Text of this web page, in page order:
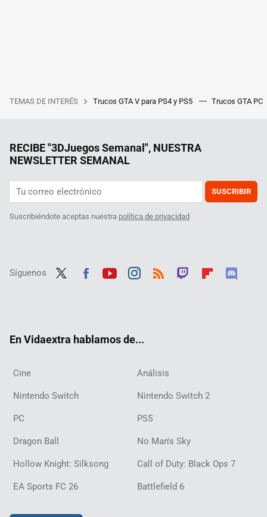
TEMAS DE INTERÉS Trucos GTA V para PS4 y PS5 Trucos GTA PC
RECIBE "3DJuegos Semanal", NUESTRA
NEWSLETTER SEMANAL
SUSCRIBIR
Suscribiéndote aceptas nuestra política de privacidad
Síguenos
En Vidaextra hablamos de...
Cine Análisis
Nintendo Switch Nintendo Switch 2
PC PS5
Dragon Ball No Man's Sky
Hollow Knight: Silksong Call of Duty: Black Ops 7
EA Sports FC 26 Battlefield 6